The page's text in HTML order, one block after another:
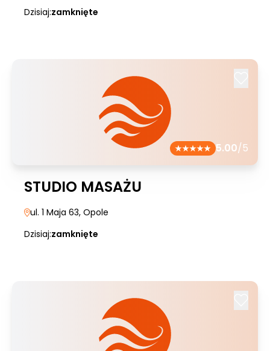
Dzisiaj:zamknięte
5.00/5
STUDIO MASAŻU
ul. 1 Maja 63, Opole
Dzisiaj:zamknięte